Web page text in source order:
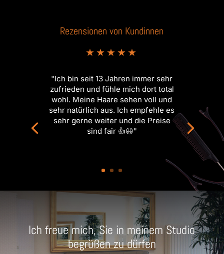
Rezensionen von Kundinnen
★★★★★
"Ich bin seit 13 Jahren immer sehr
zufrieden und fühle mich dort total
wohl. Meine Haare sehen voll und
sehr natürlich aus. Ich empfehle es
sehr gerne weiter und die Preise
sind fair 👍😃"
Ich freue mich, Sie in meinem Studio
begrüßen zu dürfen